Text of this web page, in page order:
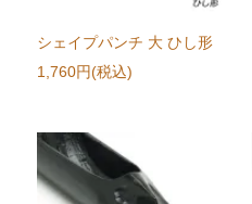
シェイプパンチ 大 ひし形
1,760円(税込)